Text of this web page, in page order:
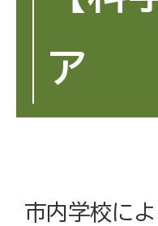
ア
市内学校に